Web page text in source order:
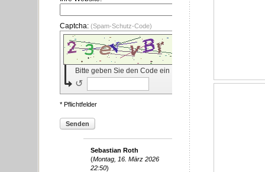
Captcha: (Spam-Schutz-Code)
Bitte geben Sie den Code ein
↺
* Pflichtfelder
Senden
Sebastian Roth
(Montag, 16. März 2026
22:50)